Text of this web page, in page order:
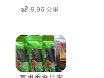
9.96 公里